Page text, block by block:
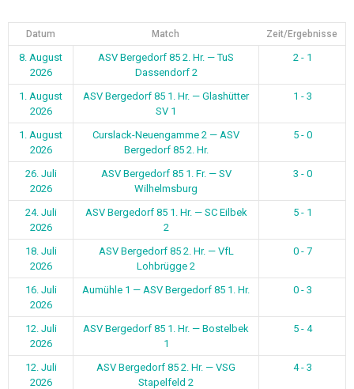
Datum Match Zeit/Ergebnisse
8. August
2026
ASV Bergedorf 85 2. Hr. — TuS
Dassendorf 2
2 - 1
1. August
2026
ASV Bergedorf 85 1. Hr. — Glashütter
SV 1
1 - 3
1. August
2026
Curslack-Neuengamme 2 — ASV
Bergedorf 85 2. Hr.
5 - 0
26. Juli
2026
ASV Bergedorf 85 1. Fr. — SV
Wilhelmsburg
3 - 0
24. Juli
2026
ASV Bergedorf 85 1. Hr. — SC Eilbek
2
5 - 1
18. Juli
2026
ASV Bergedorf 85 2. Hr. — VfL
Lohbrügge 2
0 - 7
16. Juli
2026
Aumühle 1 — ASV Bergedorf 85 1. Hr. 0 - 3
12. Juli
2026
ASV Bergedorf 85 1. Hr. — Bostelbek
1
5 - 4
12. Juli
2026
ASV Bergedorf 85 2. Hr. — VSG
Stapelfeld 2
4 - 3